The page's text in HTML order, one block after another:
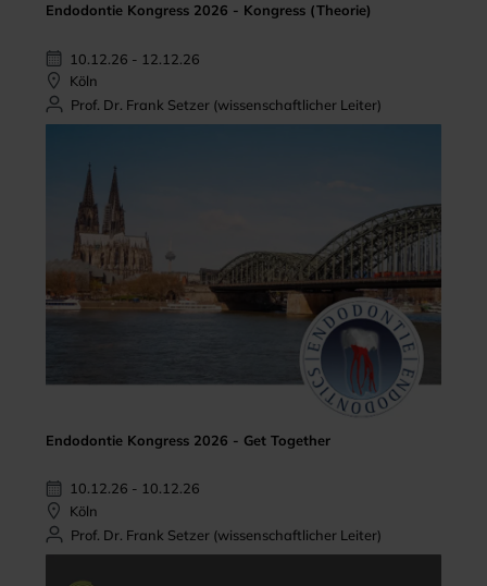
Endodontie Kongress 2026 - Kongress (Theorie)
10.12.26 - 12.12.26
Köln
Prof. Dr. Frank Setzer (wissenschaftlicher Leiter)
Endodontie Kongress 2026 - Get Together
10.12.26 - 10.12.26
Köln
Prof. Dr. Frank Setzer (wissenschaftlicher Leiter)